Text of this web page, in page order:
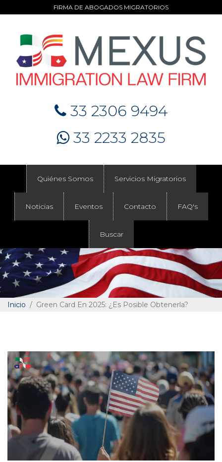
FIRMA DE ABOGADOS MIGRATORIOS
33 2306 9494
33 2233 2835
Quiénes Somos Servicios Migratorios
Noticias Eventos Contacto FAQ's
Buscar
Inicio Green Card En 2025: ¿Es Posible Obtenerla?